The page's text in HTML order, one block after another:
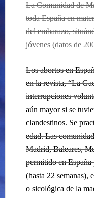
La Comunidad de
toda España en
del embarazo,
jóvenes (datos de
Los abortos en
en la revista, “La
interrupciones
aún mayor si se
clandestinos. Se
edad. Las
Madrid, Baleares,
permitido en España
(hasta 22 semanas),
o sicológica de la